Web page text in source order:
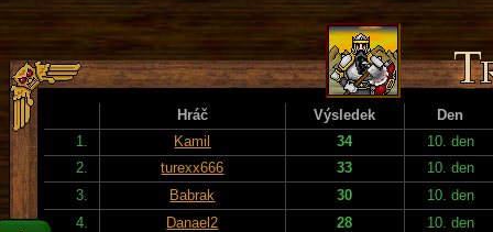
Hráč Výsledek
Den
1.
Kamil 34
10. den
2.
turexx666 33
10. den
3.
Babrak 30
10. den
4.
Danael2 28
10. den